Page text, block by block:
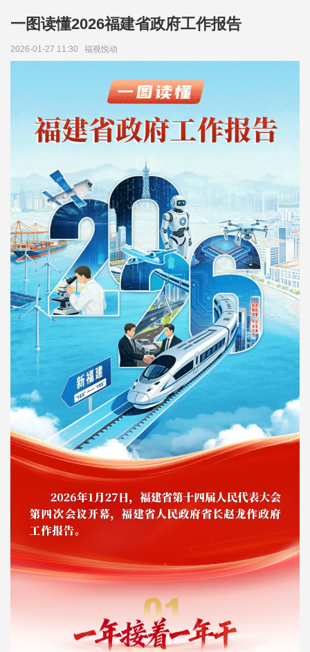
一图读懂2026福建省政府工作报告
2026-01-27 11:30 福视悦动